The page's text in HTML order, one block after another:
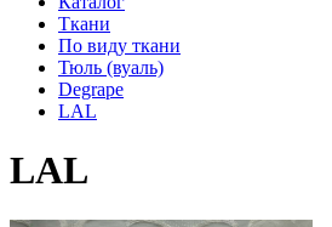
Ткани
По виду ткани
Тюль (вуаль)
Degrape
LAL
LAL